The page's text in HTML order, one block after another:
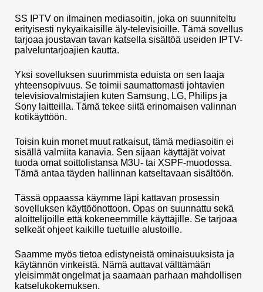
SS IPTV on ilmainen mediasoitin, joka on suunniteltu
erityisesti nykyaikaisille äly-televisioille. Tämä sovellus
tarjoaa joustavan tavan katsella sisältöä useiden IPTV-
palveluntarjoajien kautta.
Yksi sovelluksen suurimmista eduista on sen laaja
yhteensopivuus. Se toimii saumattomasti johtavien
televisiovalmistajien kuten Samsung, LG, Philips ja
Sony laitteilla. Tämä tekee siitä erinomaisen valinnan
kotikäyttöön.
Toisin kuin monet muut ratkaisut, tämä mediasoitin ei
sisällä valmiita kanavia. Sen sijaan käyttäjät voivat
tuoda omat soittolistansa M3U- tai XSPF-muodossa.
Tämä antaa täyden hallinnan katseltavaan sisältöön.
Tässä oppaassa käymme läpi kattavan prosessin
sovelluksen käyttöönottoon. Opas on suunnattu sekä
aloittelijoille että kokeneemmille käyttäjille. Se tarjoaa
selkeät ohjeet kaikille tuetuille alustoille.
Saamme myös tietoa edistyneistä ominaisuuksista ja
käytännön vinkeistä. Nämä auttavat välttämään
yleisimmät ongelmat ja saamaan parhaan mahdollisen
katselukokemuksen.